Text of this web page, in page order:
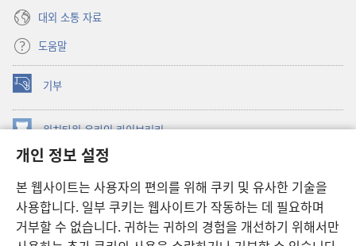
개인 정보 설정
본 웹사이트는 사용자의 편의를 위해 쿠키 및 유사한 기술을
사용합니다. 일부 쿠키는 웹사이트가 작동하는 데 필요하며
거부할 수 없습니다. 귀하는 귀하의 경험을 개선하기 위해서만
대외 소통 자료
도움말
기부
(새로운
창
열기) 워치타워 온라인 라이브러리
창
JW Hub ®
창
열기) JW 라이브러리
워치타워 라이브러리